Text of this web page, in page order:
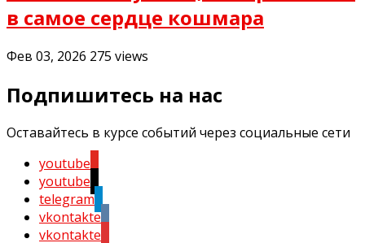
в самое сердце кошмара
Фев 03, 2026 275 views
Подпишитесь на нас
Оставайтесь в курсе событий через социальные сети
youtube
youtube
telegram
vkontakte
vkontakte